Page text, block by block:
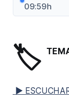
09:59h
🏷️
▶